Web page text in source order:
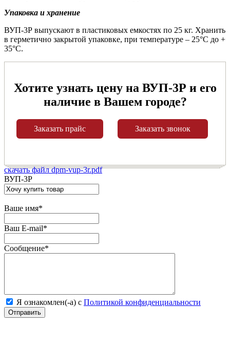
Упаковка и хранение
ВУП-3Р выпускают в пластиковых емкостях по 25 кг. Хранить
в герметично закрытой упаковке, при температуре – 25°C до +
35°C.
Хотите узнать цену на ВУП-3Р и его
наличие в Вашем городе?
Заказать прайс Заказать звонок
скачать файл dpm-vup-3r.pdf
ВУП-3Р
Ваше имя*
Ваш E-mail*
Сообщение*
Я ознакомлен(-а) с Политикой конфиденциальности